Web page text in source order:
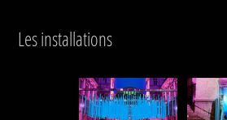
Les installations